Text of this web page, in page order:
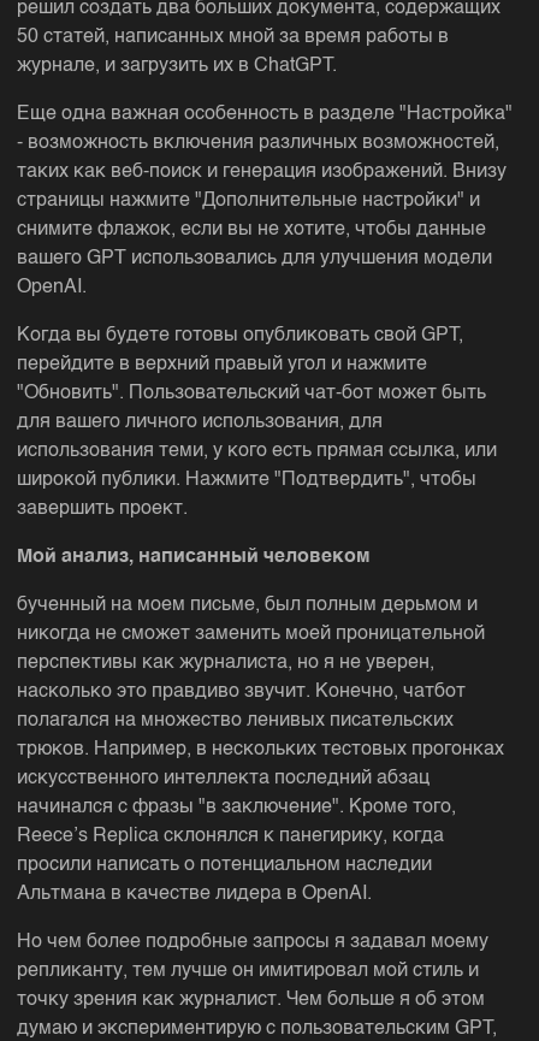
решил создать два больших документа, содержащих
50 статей, написанных мной за время работы в
журнале, и загрузить их в ChatGPT.
Еще одна важная особенность в разделе "Настройка"
- возможность включения различных возможностей,
таких как веб-поиск и генерация изображений. Внизу
страницы нажмите "Дополнительные настройки" и
снимите флажок, если вы не хотите, чтобы данные
вашего GPT использовались для улучшения модели
OpenAI.
Когда вы будете готовы опубликовать свой GPT,
перейдите в верхний правый угол и нажмите
"Обновить". Пользовательский чат-бот может быть
для вашего личного использования, для
использования теми, у кого есть прямая ссылка, или
широкой публики. Нажмите "Подтвердить", чтобы
завершить проект.
Мой анализ, написанный человеком
бученный на моем письме, был полным дерьмом и
никогда не сможет заменить моей проницательной
перспективы как журналиста, но я не уверен,
насколько это правдиво звучит. Конечно, чатбот
полагался на множество ленивых писательских
трюков. Например, в нескольких тестовых прогонках
искусственного интеллекта последний абзац
начинался с фразы "в заключение". Кроме того,
Reece’s Replica склонялся к панегирику, когда
просили написать о потенциальном наследии
Альтмана в качестве лидера в OpenAI.
Но чем более подробные запросы я задавал моему
репликанту, тем лучше он имитировал мой стиль и
точку зрения как журналист. Чем больше я об этом
думаю и экспериментирую с пользовательским GPT,